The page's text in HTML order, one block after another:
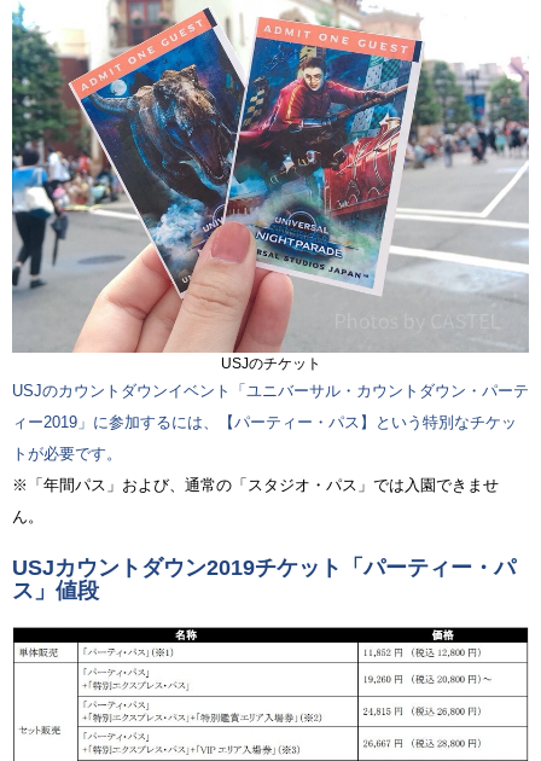
USJのチケット
USJのカウントダウンイベント「ユニバーサル・カウントダウン・パーテ
ィー2019」に参加するには、【パーティー・パス】という特別なチケッ
トが必要です。
※「年間パス」および、通常の「スタジオ・パス」では入園できませ
ん。
USJカウントダウン2019チケット「パーティー・パ
ス」値段